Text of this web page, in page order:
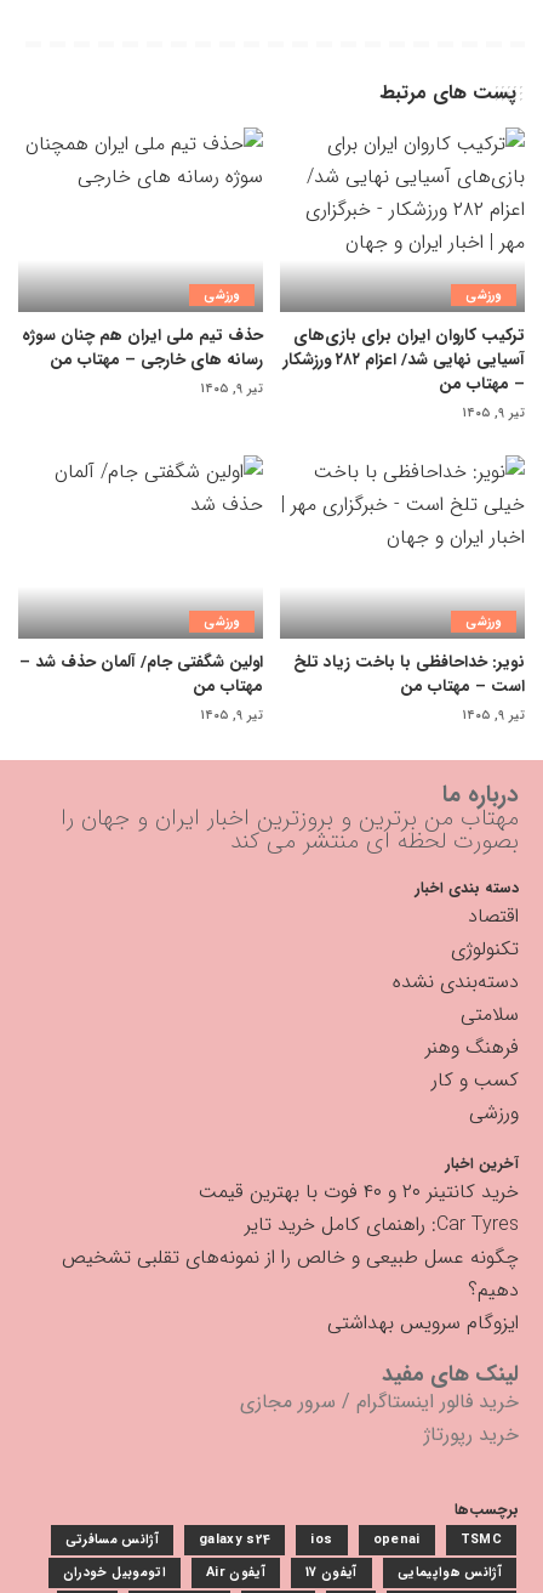
پست های مرتبط
ورزشی
ترکیب کاروان ایران برای بازی‌های
آسیایی نهایی شد/ اعزام ۲۸۲ ورزشکار
– مهتاب من
تیر ۹, ۱۴۰۵
ورزشی
حذف تیم ملی ایران هم چنان سوژه
رسانه های خارجی – مهتاب من
تیر ۹, ۱۴۰۵
ورزشی
نویر: خداحافظی با باخت زیاد تلخ
است – مهتاب من
تیر ۹, ۱۴۰۵
ورزشی
اولین شگفتی جام/ آلمان حذف شد –
مهتاب من
تیر ۹, ۱۴۰۵
درباره ما
مهتاب من برترین و بروزترین اخبار ایران و جهان را
بصورت لحظه ای منتشر می کند
دسته بندی اخبار
اقتصاد
تکنولوژی
دسته‌بندی نشده
سلامتی
فرهنگ وهنر
کسب و کار
ورزشی
آخرین اخبار
خرید کانتینر ۲۰ و ۴۰ فوت با بهترین قیمت
Car Tyres: راهنمای کامل خرید تایر
چگونه عسل طبیعی و خالص را از نمونه‌های تقلبی تشخیص
دهیم؟
ایزوگام سرویس بهداشتی
لینک های مفید
خرید فالور اینستاگرام / سرور مجازی
خرید رپورتاژ
برچسب‌ها
galaxy s24 ios openai TSMC
آژانس مسافرتی
آژانس هواپیمایی
آیفون 17 آیفون Air اتوموبیل خودران